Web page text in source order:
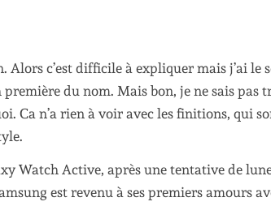
c’est difficile à expliquer mais j’ai le
du nom. Mais bon, je ne sais pas
Ca n’a rien à voir avec les finitions, qui
Watch Active, après une tentative de
est revenu à ses premiers amours